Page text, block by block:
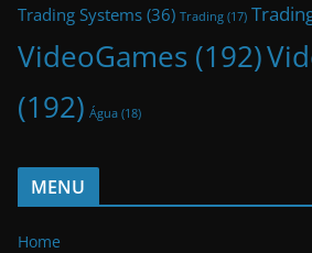
Trading Systems (36) Trading (17)
VideoGames (192)
(192) Água (18)
MENU
Home